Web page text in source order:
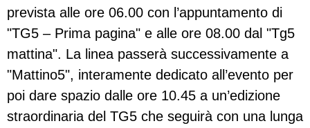
prevista alle ore 06.00 con l’appuntamento di
"TG5 – Prima pagina" e alle ore 08.00 dal "Tg5
mattina". La linea passerà successivamente a
"Mattino5", interamente dedicato all’evento per
poi dare spazio dalle ore 10.45 a un’edizione
straordinaria del TG5 che seguirà con una lunga